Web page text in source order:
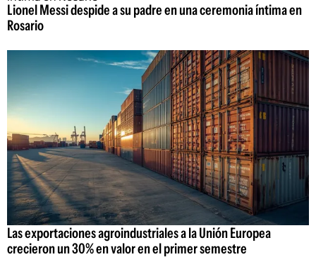
Lionel Messi despide a su padre en una ceremonia íntima en
Rosario
Las exportaciones agroindustriales a la Unión Europea
crecieron un 30% en valor en el primer semestre